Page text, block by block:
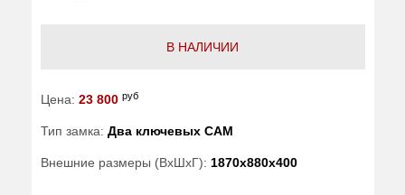
В НАЛИЧИИ
Цена: 23 800 руб
Тип замка: Два ключевых САМ
Внешние размеры (ВхШхГ): 1870x880x400